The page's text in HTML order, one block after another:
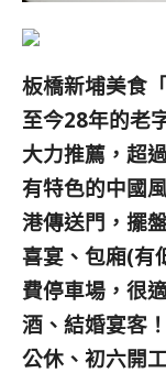
板橋新埔美食
至今28年的老
大力推薦，超
有特色的中國
港傳送門，擺
喜宴、包廂(有
費停車場，很
酒、結婚宴客
公休、初六開